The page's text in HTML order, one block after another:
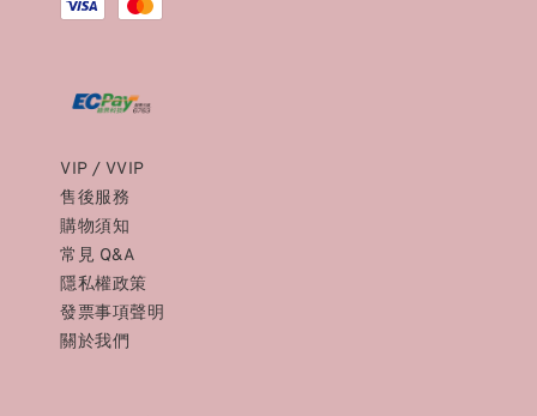
VIP / VVIP
售後服務
購物須知
常見 Q&A
隱私權政策
發票事項聲明
關於我們